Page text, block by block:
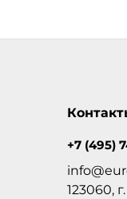
+7 (495)
123060,